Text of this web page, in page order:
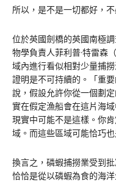
所以，是不是一切都好，
位於英國劍橋的英國南極
物學負責人菲利普·特雷森
域內進行看似相對少量捕
證明是不可持續的。「重
說，假設允許你從一個劃
實在假定漁船會在這片海
現實中可能不是這樣。你
域。而這些區域可能恰巧
換言之，磷蝦捕撈業受到
恰恰是從以磷蝦為食的海